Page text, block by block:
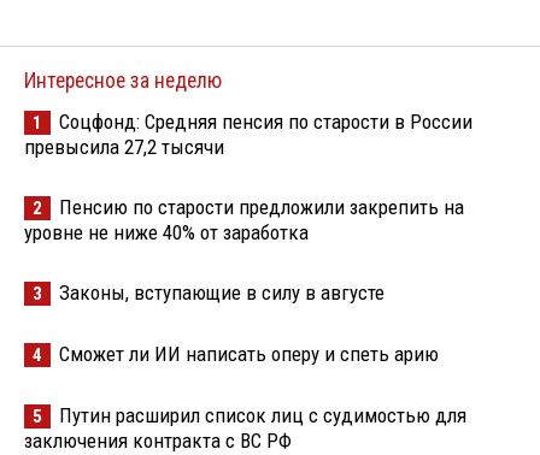
Интересное за неделю
1
Соцфонд: Средняя пенсия по старости в России
превысила 27,2 тысячи
2
Пенсию по старости предложили закрепить на
уровне не ниже 40% от заработка
3 Законы, вступающие в силу в августе
4 Сможет ли ИИ написать оперу и спеть арию
5
Путин расширил список лиц с судимостью для
заключения контракта с ВС РФ